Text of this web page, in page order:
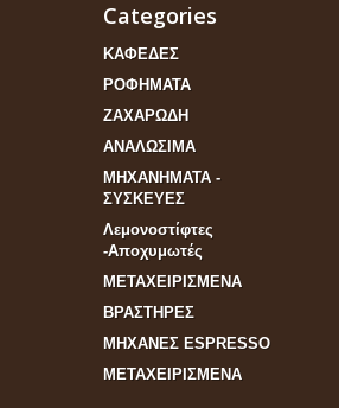
Categories
ΚΑΦΕΔΕΣ
ΡΟΦΗΜΑΤΑ
ΖΑΧΑΡΩΔΗ
ΑΝΑΛΩΣΙΜΑ
ΜΗΧΑΝΗΜΑΤΑ -
ΣΥΣΚΕΥΕΣ
Λεμονοστίφτες
-Αποχυμωτές
ΜΕΤΑΧΕΙΡΙΣΜΕΝΑ
ΒΡΑΣΤΗΡΕΣ
ΜΗΧΑΝΕΣ ESPRESSO
ΜΕΤΑΧΕΙΡΙΣΜΕΝΑ